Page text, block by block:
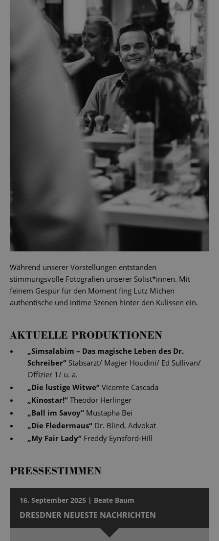
Während unserer Vorstellungen entstanden
stimmungsvolle Fotografien unserer Solist*innen. Mit
feinem Gespür für den Moment fing Lutz Michen
authentische und intime Szenen hinter den Kulissen ein.
AKTUELLE PRODUKTIONEN
„Simsalabim – Das magische Leben des Dr.
Schreiber“ Stabsarzt/ Magier Houdini/ Ed Sullivan/
Offizier 1/ u. a.
„Die lustige Witwe“ Vicomte Cascada
„Kinostar!“ Theodor Herlinger
„Ball im Savoy“ Mustapha Bei
„Die Fledermaus“ Dr. Blind, Advokat
„My Fair Lady“ Freddy Eynsford-Hill
PRESSESTIMMEN
16. September 2025 | Beate Baum
DRESDNER NEUESTE NACHRICHTEN